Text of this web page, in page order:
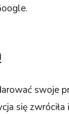
swoje
się zwróciła